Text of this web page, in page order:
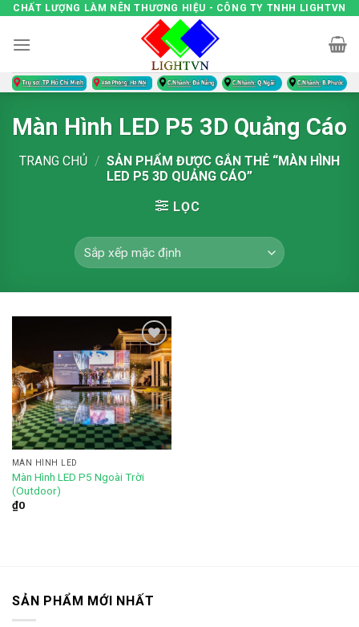
Skip
content
CHẤT LƯỢNG LÀM NÊN THƯƠNG HIỆU - CÔNG TY TNHH LIGHTVN
Màn Hình LED P5 3D Quảng Cáo
TRANG CHỦ / SẢN PHẨM ĐƯỢC GẮN THẺ “MÀN HÌNH
LED P5 3D QUẢNG CÁO”
LỌC
Add to
wishlist
MÀN HÌNH LED
Màn Hình LED P5 Ngoài Trời
(Outdoor)
₫0
SẢN PHẨM MỚI NHẤT